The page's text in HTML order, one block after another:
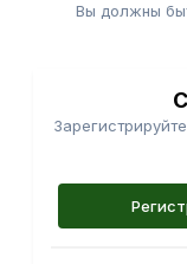
Вы должны